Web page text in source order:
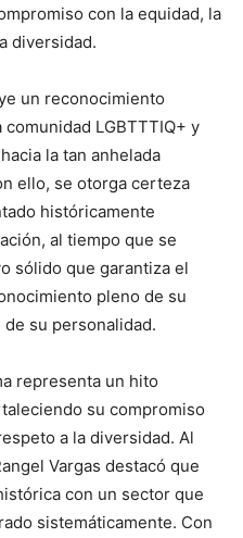
con la equidad, la
diversidad.
un reconocimiento
LGBTTTIQ+ y
la tan anhelada
ello, se otorga certeza
históricamente
al tiempo que se
sólido que garantiza el
pleno de su
su personalidad.
representa un hito
su compromiso
a la diversidad. Al
Vargas destacó que
con un sector que
sistemáticamente. Con